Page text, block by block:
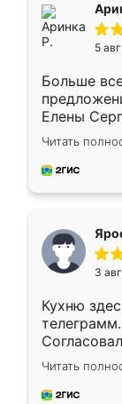
5
Больше
Елены
короткие
для
предложил
Читать
3
Кухню
недели
довольны
мебель за
Читать